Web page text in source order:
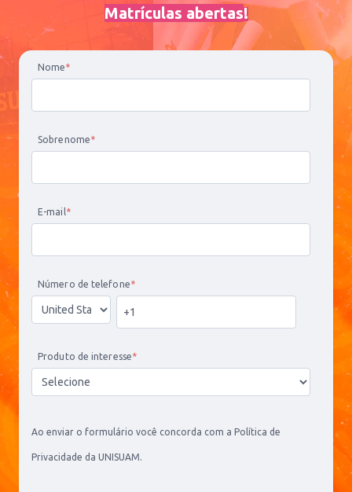
Matrículas abertas!
Nome*
Sobrenome*
E-mail*
Número de telefone*
Produto de interesse*
Ao enviar o formulário você concorda com a Política de
Privacidade da UNISUAM.